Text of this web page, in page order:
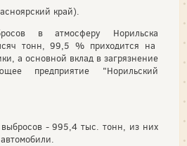
край).
в атмосферу Норильска
тонн, 99,5 % приходится на
а основной вклад в загрязнение
предприятие "Норильский
- 995,4 тыс. тонн, из них